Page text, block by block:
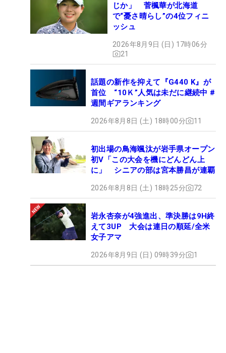
じか」 菅楓華が北海道
で“憂さ晴らし”の4位フィニ
ッシュ
2026年8月9日 (日) 17時06分
21
話題の新作を抑えて『G440 K』が
首位 “10Ｋ”人気は未だに継続中 #
週間ギアランキング
2026年8月8日 (土) 18時00分 11
初出場の鳥海颯汰が岩手県オープン
初V「この大会を機にどんどん上
に」 シニアの部は宮本勝昌が連覇
2026年8月8日 (土) 18時25分 72
岩永杏奈が4強進出、準決勝は9H終
えて3UP 大会は連日の順延/全米
女子アマ
2026年8月9日 (日) 09時39分 1